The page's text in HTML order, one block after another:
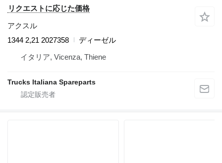
リクエストに応じた価格
アクスル
1344 2,21 2027358
ディーゼル
イタリア, Vicenza, Thiene
Trucks Italiana Spareparts